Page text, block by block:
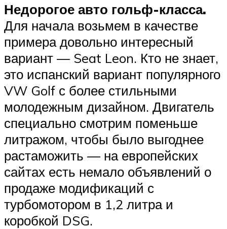
Недорогое авто гольф-класса.
Для начала возьмем в качестве
примера довольно интересный
вариант — Seat Leon. Кто не знает,
это испанский вариант популярного
VW Golf с более стильными
молодежным дизайном. Двигатель
специально смотрим поменьше
литражом, чтобы было выгоднее
растаможить — на европейских
сайтах есть немало объявлений о
продаже модификаций с
турбомотором в 1,2 литра и
коробкой DSG.